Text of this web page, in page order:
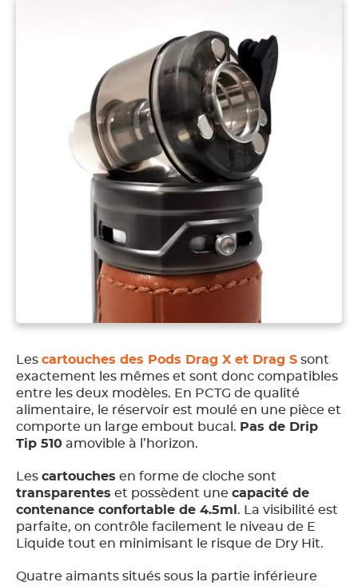
Les cartouches des Pods Drag X et Drag S sont
exactement les mêmes et sont donc compatibles
entre les deux modèles. En PCTG de qualité
alimentaire, le réservoir est moulé en une pièce et
comporte un large embout bucal. Pas de Drip
Tip 510 amovible à l’horizon.
Les cartouches en forme de cloche sont
transparentes et possèdent une capacité de
contenance confortable de 4.5ml . La visibilité est
parfaite, on contrôle facilement le niveau de E
Liquide tout en minimisant le risque de Dry Hit.
Quatre aimants situés sous la partie inférieure